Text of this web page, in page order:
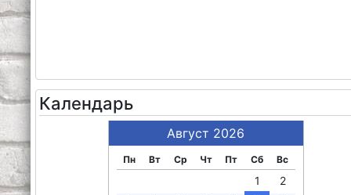
Календарь
Август 2026
Пн Вт Ср Чт Пт Сб Вс
1
2